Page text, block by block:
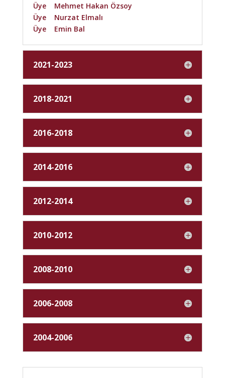
Üye Mehmet Hakan Özsoy
Üye Nurzat Elmalı
Üye Emin Bal
2021-2023
2018-2021
2016-2018
2014-2016
2012-2014
2010-2012
2008-2010
2006-2008
2004-2006